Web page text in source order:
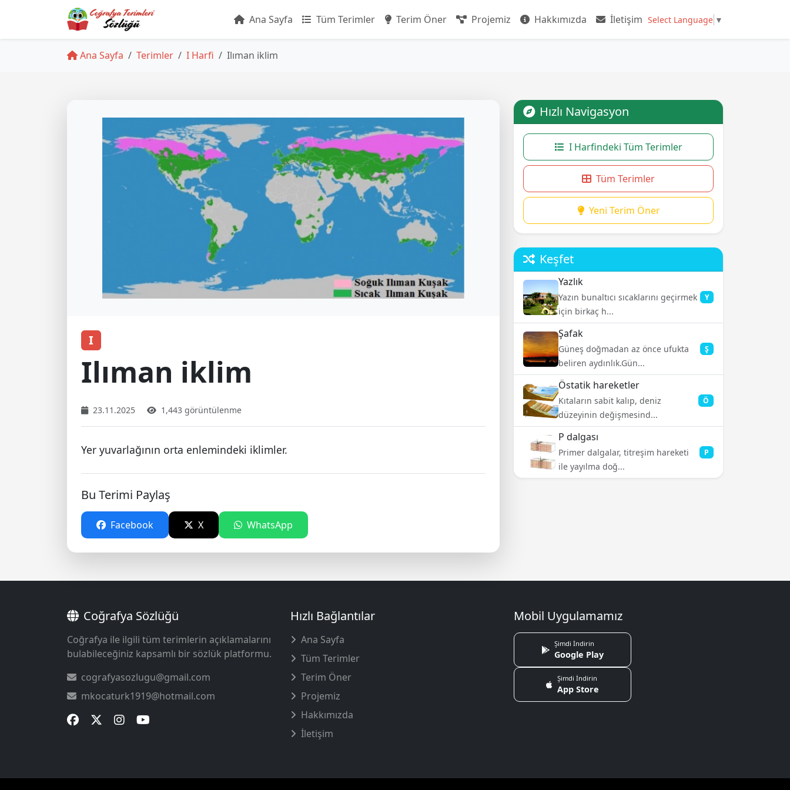
Ana Sayfa Tüm Terimler Terim Öner Projemiz Hakkımızda İletişim Select Language ▼
Ana Sayfa Terimler I Harfi Ilıman iklim
I
Ilıman iklim
23.11.2025 1,443 görüntülenme
Yer yuvarlağının orta enlemindeki iklimler.
Bu Terimi Paylaş
Facebook X WhatsApp
Hızlı Navigasyon
I Harfindeki Tüm Terimler
Tüm Terimler
Yeni Terim Öner
Keşfet
Yazlık
Yazın bunaltıcı sıcaklarını geçirmek
için birkaç h...
Y
Şafak
Güneş doğmadan az önce ufukta
beliren aydınlık.Gün...
Ş
Östatik hareketler
Kıtaların sabit kalıp, deniz
düzeyinin değişmesind...
Ö
P dalgası
Primer dalgalar, titreşim hareketi
ile yayılma doğ...
P
Coğrafya Sözlüğü
Coğrafya ile ilgili tüm terimlerin açıklamalarını
bulabileceğiniz kapsamlı bir sözlük platformu.
cografyasozlugu@gmail.com
mkocaturk1919@hotmail.com
Hızlı Bağlantılar
Ana Sayfa
Tüm Terimler
Terim Öner
Projemiz
Hakkımızda
İletişim
Mobil Uygulamamız
Şimdi İndirin
Google Play
Şimdi İndirin
App Store